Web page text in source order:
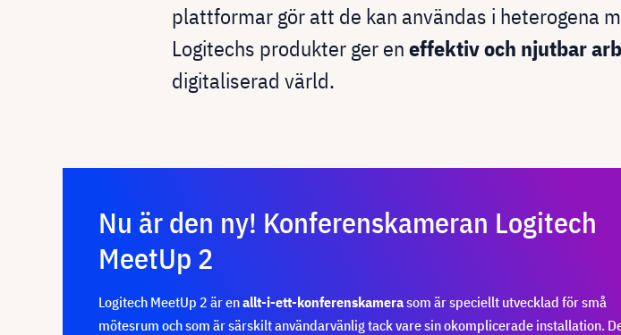
plattformar gör att de kan användas i heterogena
Logitechs produkter ger eneffektiv och njutbar
digitaliserad värld.
Nu är den ny! Konferenskameran Logitech
MeetUp 2
Logitech MeetUp 2 är enallt-i-ett-konferenskamerasom är speciellt utvecklad för små
mötesrum och som är särskilt användarvänlig tack vare sin okomplicerade installation.